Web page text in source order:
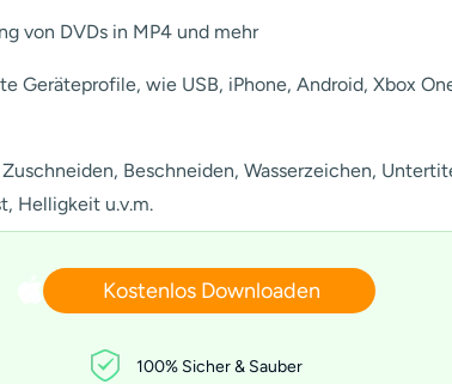
von DVDs in MP4 und mehr
Geräteprofile, wie USB, iPhone, Android, Xbox
Beschneiden, Wasserzeichen,
Helligkeit u.v.m.
Kostenlos Downloaden
100% Sicher & Sauber